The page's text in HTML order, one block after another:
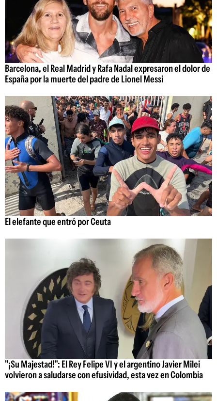
Barcelona, el Real Madrid y Rafa Nadal expresaron el dolor de
España por la muerte del padre de Lionel Messi
El elefante que entró por Ceuta
"¡Su Majestad!": El Rey Felipe VI y el argentino Javier Milei
volvieron a saludarse con efusividad, esta vez en Colombia